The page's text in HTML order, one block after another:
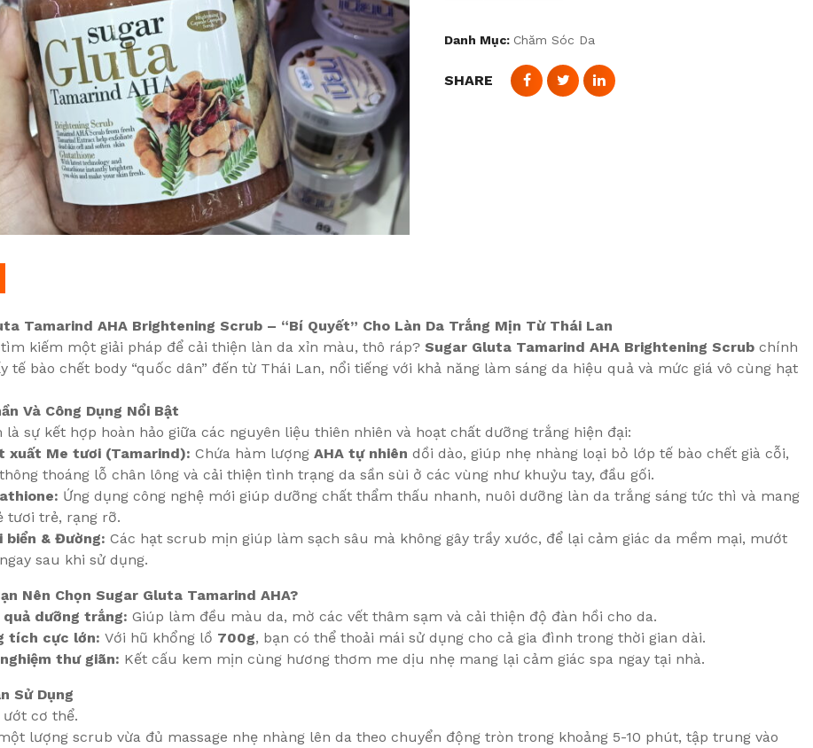
Danh Mục: Chăm Sóc Da
SHARE
Tamarind AHA Brightening Scrub – “Bí Quyết” Cho Làn Da Trắng Mịn Từ Thái Lan
tìm kiếm một giải pháp để cải thiện làn da xỉn màu, thô ráp? Sugar Gluta Tamarind AHA Brightening Scrub chính
tế bào chết body “quốc dân” đến từ Thái Lan, nổi tiếng với khả năng làm sáng da hiệu quả và mức giá vô cùng hạt
Và Công Dụng Nổi Bật
là sự kết hợp hoàn hảo giữa các nguyên liệu thiên nhiên và hoạt chất dưỡng trắng hiện đại:
xuất Me tươi (Tamarind): Chứa hàm lượng AHA tự nhiên dồi dào, giúp nhẹ nhàng loại bỏ lớp tế bào chết già cỗi,
thoáng lỗ chân lông và cải thiện tình trạng da sần sùi ở các vùng như khuỷu tay, đầu gối.
Ứng dụng công nghệ mới giúp dưỡng chất thẩm thấu nhanh, nuôi dưỡng làn da trắng sáng tức thì và mang
tươi trẻ, rạng rỡ.
biển & Đường: Các hạt scrub mịn giúp làm sạch sâu mà không gây trầy xước, để lại cảm giác da mềm mại, mướt
sau khi sử dụng.
Nên Chọn Sugar Gluta Tamarind AHA?
quả dưỡng trắng: Giúp làm đều màu da, mờ các vết thâm sạm và cải thiện độ đàn hồi cho da.
tích cực lớn: Với hũ khổng lồ 700g, bạn có thể thoải mái sử dụng cho cả gia đình trong thời gian dài.
thư giãn: Kết cấu kem mịn cùng hương thơm me dịu nhẹ mang lại cảm giác spa ngay tại nhà.
Sử Dụng
ướt cơ thể.
lượng scrub vừa đủ massage nhẹ nhàng lên da theo chuyển động tròn trong khoảng 5-10 phút, tập trung vào